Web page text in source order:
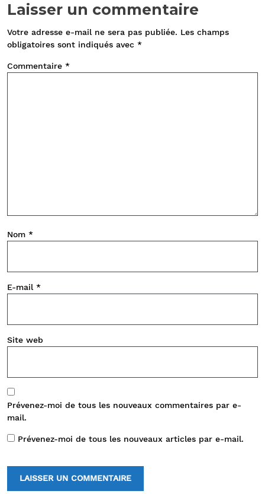
Laisser un commentaire
Votre adresse e-mail ne sera pas publiée. Les champs
obligatoires sont indiqués avec *
Commentaire *
Nom *
E-mail *
Site web
Prévenez-moi de tous les nouveaux commentaires par e-
mail.
Prévenez-moi de tous les nouveaux articles par e-mail.